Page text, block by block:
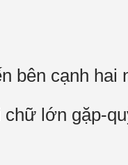
bên cạnh hai
lớn gặp-